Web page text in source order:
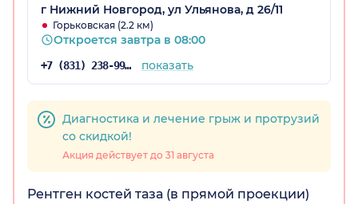
г Нижний Новгород, ул Ульянова, д 26/11
Горьковская (2.2 км)
Откроется завтра в 08:00
+7 (831) 238-99-14 показать
Диагностика и лечение грыж и протрузий
со скидкой!
Акция действует до 31 августа
Рентген костей таза (в прямой проекции)